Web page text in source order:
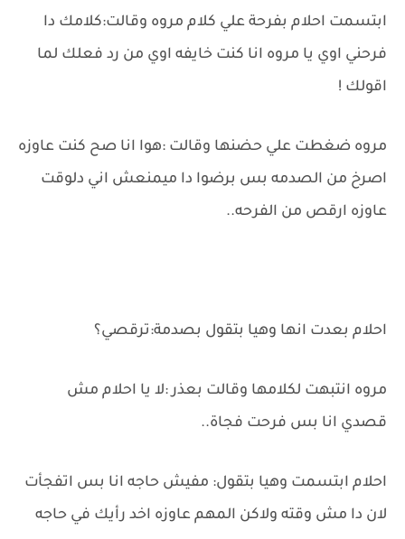
ابتسمت احلام بفرحة علي كلام مروه وقالت:كلامك دا
فرحني اوي يا مروه انا كنت خايفه اوي من رد فعلك لما
اقولك !
مروه ضغطت علي حضنها وقالت :هوا انا صح كنت عاوزه
اصرخ من الصدمه بس برضوا دا ميمنعش اني دلوقت
عاوزه ارقص من الفرحه..
احلام بعدت انها وهيا بتقول بصدمة:ترقصي؟
مروه انتبهت لكلامها وقالت بعذر :لا يا احلام مش
قصدي انا بس فرحت فجاة..
احلام ابتسمت وهيا بتقول: مفيش حاجه انا بس اتفجأت
لان دا مش وقته ولاكن المهم عاوزه اخد رأيك في حاجه